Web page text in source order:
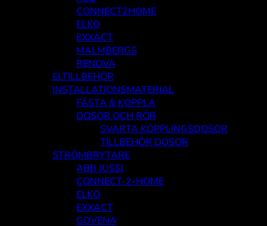
CONNECT2HOME
ELKO
EXXACT
MALMBERGS
RENOVA
ELTILLBEHÖR
INSTALLATIONSMATERIAL
FÄSTA & KOPPLA
DOSOR OCH RÖR
SVARTA KOPPLINGSDOSOR
TILLBEHÖR DOSOR
STRÖMBRYTARE
ABB JUSSI
CONNECT-2-HOME
ELKO
EXXACT
GOVENA